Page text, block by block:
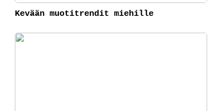
Kevään muotitrendit miehille